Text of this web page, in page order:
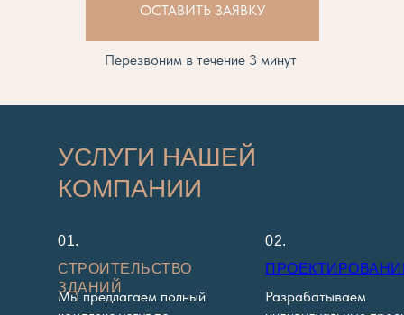
ОСТАВИТЬ ЗАЯВКУ
Перезвоним в течение 3 минут
УСЛУГИ НАШЕЙ
КОМПАНИИ
СТРОИТЕЛЬСТВО
ЗДАНИЙ
01.
Мы предлагаем полный
02.
Разрабатываем